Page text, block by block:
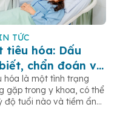
TỨC
tiêu hóa: Dấu
chẩn đoán và
điều trị
hóa là một tình trạng
gặp trong y khoa, có thể
độ tuổi nào và tiềm ẩn
Bài viết dưới đây giúp